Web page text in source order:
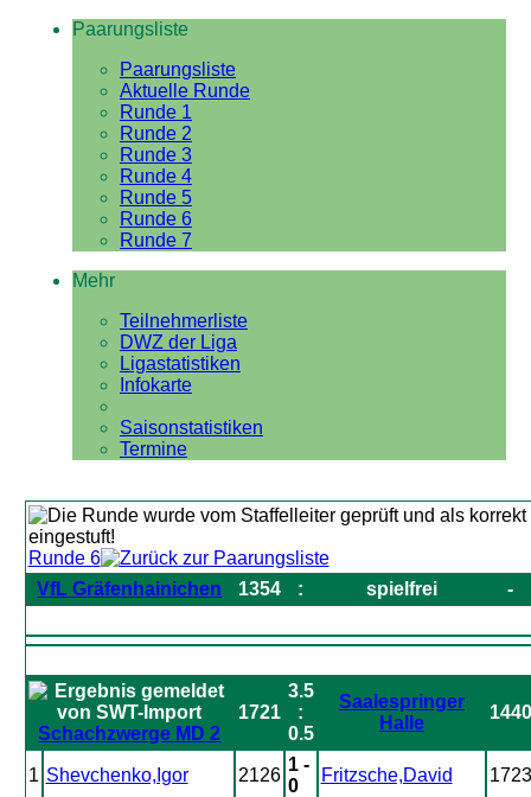
Paarungsliste
Paarungsliste
Aktuelle Runde
Runde 1
Runde 2
Runde 3
Runde 4
Runde 5
Runde 6
Runde 7
Mehr
Teilnehmerliste
DWZ der Liga
Ligastatistiken
Infokarte
Saisonstatistiken
Termine
Runde 6
VfL Gräfenhainichen
1354 : spielfrei -
Schachzwerge MD 2
1721
3.5
:
0.5
Saalespringer
Halle
1440
1 Shevchenko,Igor 2126
1 -
0
Fritzsche,David 1723